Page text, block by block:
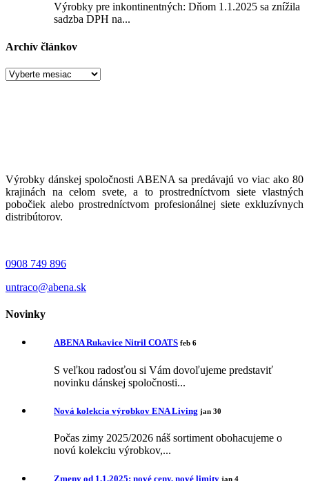
Výrobky pre inkontinentných: Dňom 1.1.2025 sa znížila
sadzba DPH na...
Archív článkov
Archív
Výrobky dánskej spoločnosti ABENA sa predávajú vo viac ako 80
krajinách na celom svete, a to prostredníctvom siete vlastných
pobočiek alebo prostredníctvom profesionálnej siete exkluzívnych
distribútorov.
0908 749 896
untraco@abena.sk
Novinky
ABENA Rukavice Nitril COATS feb 6
S veľkou radosťou si Vám dovoľujeme predstaviť
novinku dánskej spoločnosti...
Nová kolekcia výrobkov ENA Living jan 30
Počas zimy 2025/2026 náš sortiment obohacujeme o
novú kolekciu výrobkov,...
Zmeny od 1.1.2025: nové ceny, nové limity jan 4